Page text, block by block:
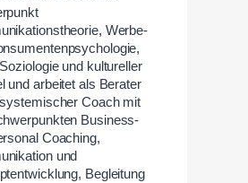
Werbe-
und kultureller
und arbeitet als Berater
Coach mit
Business-
Coaching,
und
Begleitung